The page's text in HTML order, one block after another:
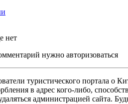
нет
нужно авторизоваться
туристического портала о
в адрес кого-либо,
администрацией сайта.